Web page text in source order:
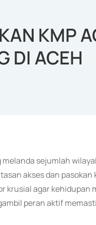
KMP
DI ACEH
melanda sejumlah
akses dan
agar kehidupan
peran aktif